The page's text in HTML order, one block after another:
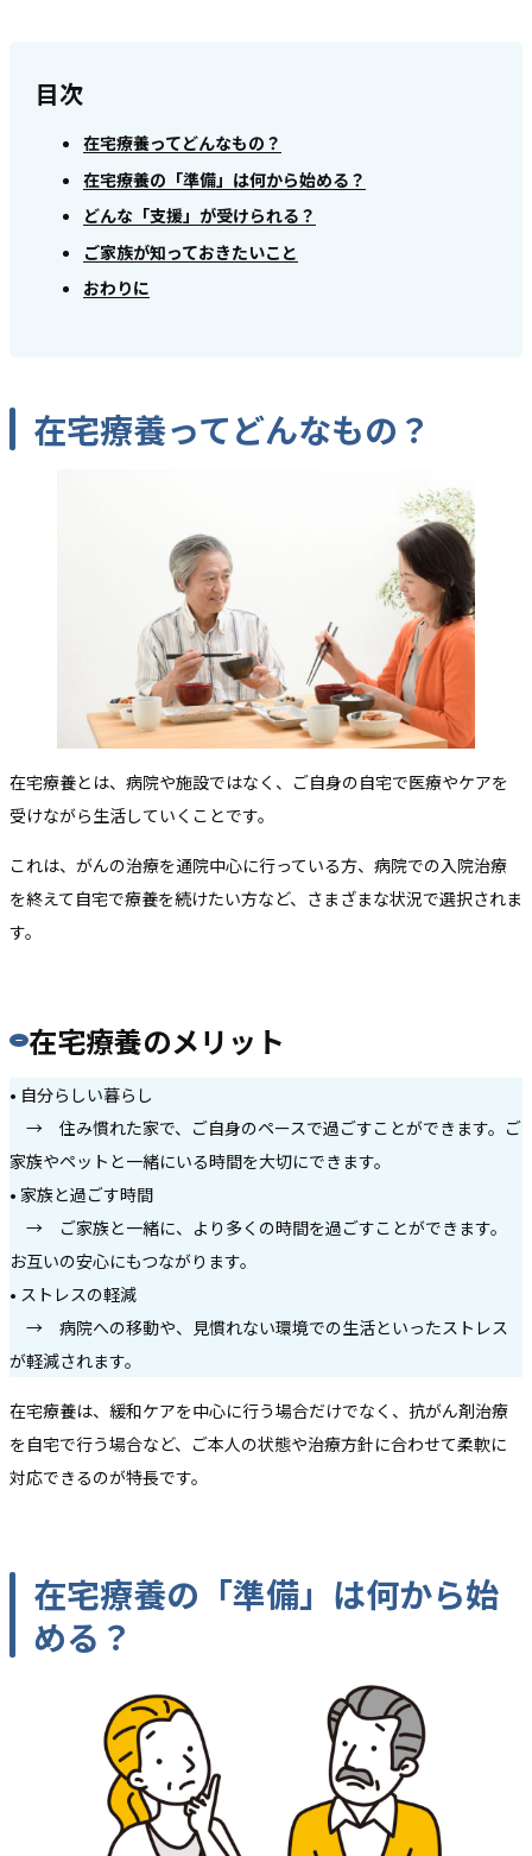
目次
在宅療養ってどんなもの？
在宅療養の「準備」は何から始める？
どんな「支援」が受けられる？
ご家族が知っておきたいこと
おわりに
在宅療養ってどんなもの？
在宅療養とは、病院や施設ではなく、ご自身の自宅で医療やケアを
受けながら生活していくことです。
これは、がんの治療を通院中心に行っている方、病院での入院治療
を終えて自宅で療養を続けたい方など、さまざまな状況で選択されま
す。
在宅療養のメリット
• 自分らしい暮らし
→ 住み慣れた家で、ご自身のペースで過ごすことができます。ご
家族やペットと一緒にいる時間を大切にできます。
• 家族と過ごす時間
→ ご家族と一緒に、より多くの時間を過ごすことができます。
お互いの安心にもつながります。
• ストレスの軽減
→ 病院への移動や、見慣れない環境での生活といったストレス
が軽減されます。
在宅療養は、緩和ケアを中心に行う場合だけでなく、抗がん剤治療
を自宅で行う場合など、ご本人の状態や治療方針に合わせて柔軟に
対応できるのが特長です。
在宅療養の「準備」は何から始
める？